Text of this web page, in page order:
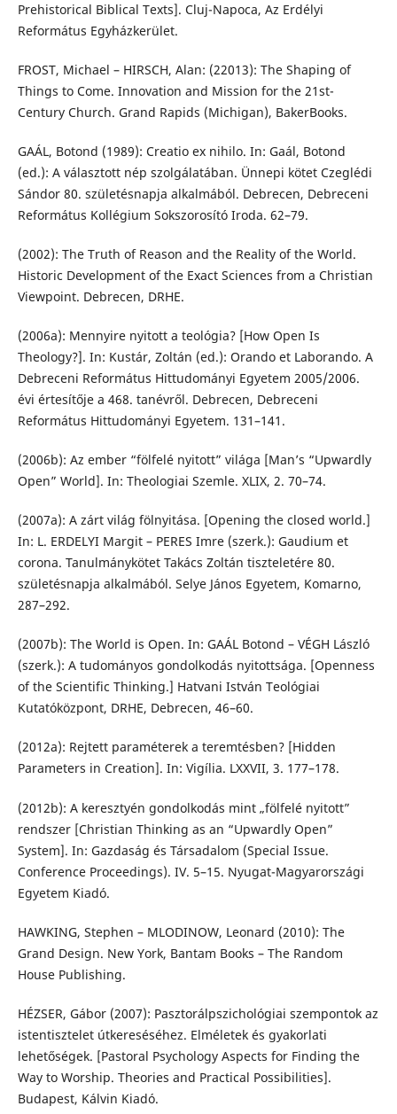
Prehistorical Biblical Texts]. Cluj-Napoca, Az Erdélyi
Református Egyházkerület.
FROST, Michael – HIRSCH, Alan: (22013): The Shaping of
Things to Come. Innovation and Mission for the 21st-
Century Church. Grand Rapids (Michigan), BakerBooks.
GAÁL, Botond (1989): Creatio ex nihilo. In: Gaál, Botond
(ed.): A választott nép szolgálatában. Ünnepi kötet Czeglédi
Sándor 80. születésnapja alkalmából. Debrecen, Debreceni
Református Kollégium Sokszorosító Iroda. 62–79.
(2002): The Truth of Reason and the Reality of the World.
Historic Development of the Exact Sciences from a Christian
Viewpoint. Debrecen, DRHE.
(2006a): Mennyire nyitott a teológia? [How Open Is
Theology?]. In: Kustár, Zoltán (ed.): Orando et Laborando. A
Debreceni Református Hittudományi Egyetem 2005/2006.
évi értesítője a 468. tanévről. Debrecen, Debreceni
Református Hittudományi Egyetem. 131–141.
(2006b): Az ember “fölfelé nyitott” világa [Man’s “Upwardly
Open” World]. In: Theologiai Szemle. XLIX, 2. 70–74.
(2007a): A zárt világ fölnyitása. [Opening the closed world.]
In: L. ERDELYI Margit – PERES Imre (szerk.): Gaudium et
corona. Tanulmánykötet Takács Zoltán tiszteletére 80.
születésnapja alkalmából. Selye János Egyetem, Komarno,
287–292.
(2007b): The World is Open. In: GAÁL Botond – VÉGH László
(szerk.): A tudományos gondolkodás nyitottsága. [Openness
of the Scientific Thinking.] Hatvani István Teológiai
Kutatóközpont, DRHE, Debrecen, 46–60.
(2012a): Rejtett paraméterek a teremtésben? [Hidden
Parameters in Creation]. In: Vigília. LXXVII, 3. 177–178.
(2012b): A keresztyén gondolkodás mint „fölfelé nyitott”
rendszer [Christian Thinking as an “Upwardly Open”
System]. In: Gazdaság és Társadalom (Special Issue.
Conference Proceedings). IV. 5–15. Nyugat-Magyarországi
Egyetem Kiadó.
HAWKING, Stephen – MLODINOW, Leonard (2010): The
Grand Design. New York, Bantam Books – The Random
House Publishing.
HÉZSER, Gábor (2007): Pasztorálpszichológiai szempontok az
istentisztelet útkereséséhez. Elméletek és gyakorlati
lehetőségek. [Pastoral Psychology Aspects for Finding the
Way to Worship. Theories and Practical Possibilities].
Budapest, Kálvin Kiadó.